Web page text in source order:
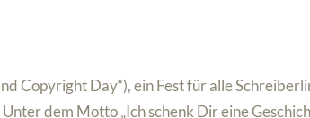
Copyright Day“), ein Fest für alle
dem Motto „Ich schenk Dir eine